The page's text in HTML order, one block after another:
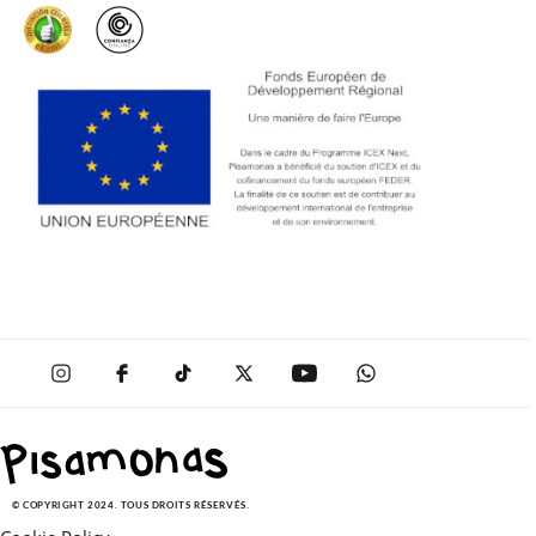
SOLDES
© COPYRIGHT 2024. TOUS DROITS RÉSERVÉS.